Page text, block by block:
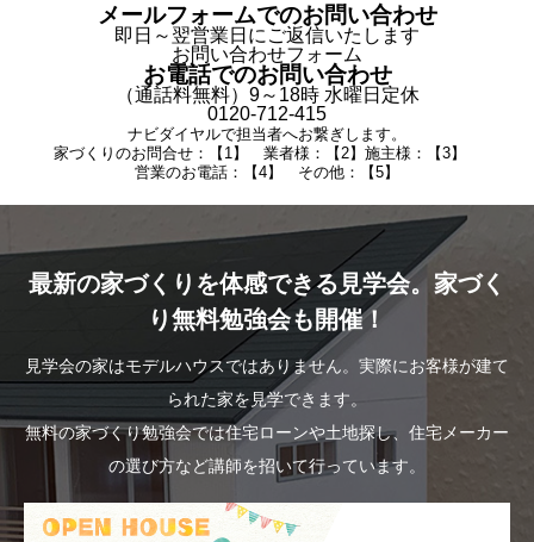
メールフォームでのお問い合わせ
即日～翌営業日にご返信いたします
お問い合わせフォーム
お電話でのお問い合わせ
（通話料無料）9～18時 水曜日定休
0120-712-415
ナビダイヤルで担当者へお繋ぎします。
家づくりのお問合せ：【1】 業者様：【2】施主様：【3】
営業のお電話：【4】 その他：【5】
最新の家づくりを体感できる見学会。家づく
り無料勉強会も開催！
見学会の家はモデルハウスではありません。実際にお客様が建て
られた家を見学できます。
無料の家づくり勉強会では住宅ローンや土地探し、住宅メーカー
の選び方など講師を招いて行っています。